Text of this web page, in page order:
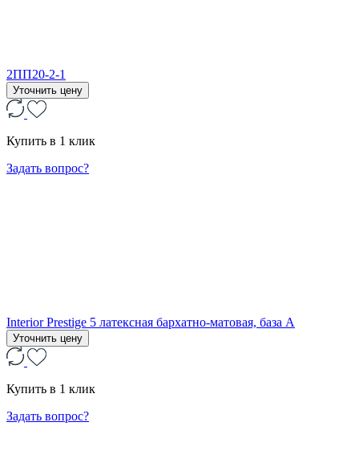
2ПП20-2-1
Уточнить цену
Купить в 1 клик
Задать вопрос?
Interior Prestige 5 латексная бархатно-матовая, база А
Уточнить цену
Купить в 1 клик
Задать вопрос?